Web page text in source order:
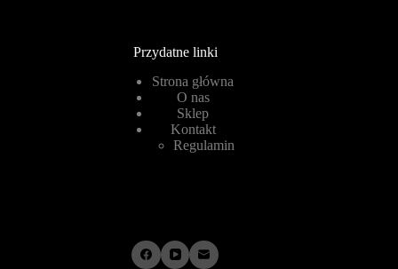
Przydatne linki
Strona główna
O nas
Sklep
Kontakt
Regulamin